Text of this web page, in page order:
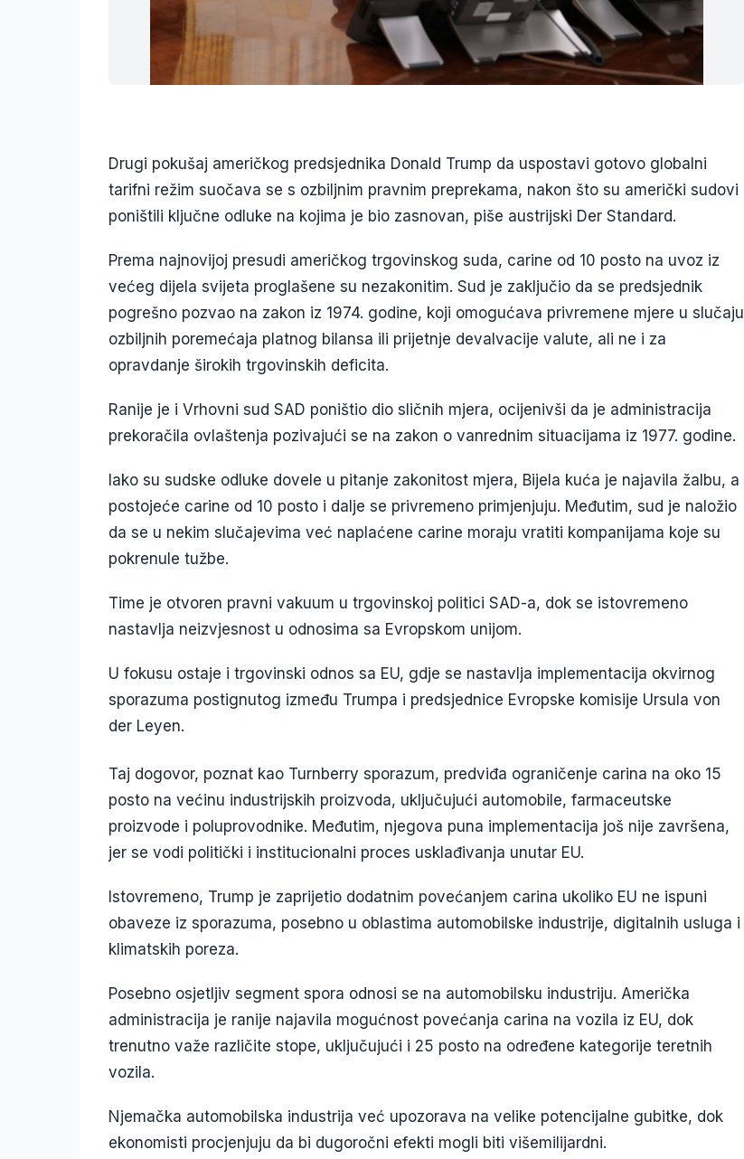
Drugi pokušaj američkog predsjednika Donald Trump da uspostavi gotovo globalni
tarifni režim suočava se s ozbiljnim pravnim preprekama, nakon što su američki sudovi
poništili ključne odluke na kojima je bio zasnovan, piše austrijski Der Standard.
Prema najnovijoj presudi američkog trgovinskog suda, carine od 10 posto na uvoz iz
većeg dijela svijeta proglašene su nezakonitim. Sud je zaključio da se predsjednik
pogrešno pozvao na zakon iz 1974. godine, koji omogućava privremene mjere u slučaju
ozbiljnih poremećaja platnog bilansa ili prijetnje devalvacije valute, ali ne i za
opravdanje širokih trgovinskih deficita.
Ranije je i Vrhovni sud SAD poništio dio sličnih mjera, ocijenivši da je administracija
prekoračila ovlaštenja pozivajući se na zakon o vanrednim situacijama iz 1977. godine.
Iako su sudske odluke dovele u pitanje zakonitost mjera, Bijela kuća je najavila žalbu, a
postojeće carine od 10 posto i dalje se privremeno primjenjuju. Međutim, sud je naložio
da se u nekim slučajevima već naplaćene carine moraju vratiti kompanijama koje su
pokrenule tužbe.
Time je otvoren pravni vakuum u trgovinskoj politici SAD-a, dok se istovremeno
nastavlja neizvjesnost u odnosima sa Evropskom unijom.
U fokusu ostaje i trgovinski odnos sa EU, gdje se nastavlja implementacija okvirnog
sporazuma postignutog između Trumpa i predsjednice Evropske komisije Ursula von
der Leyen.
Taj dogovor, poznat kao Turnberry sporazum, predviđa ograničenje carina na oko 15
posto na većinu industrijskih proizvoda, uključujući automobile, farmaceutske
proizvode i poluprovodnike. Međutim, njegova puna implementacija još nije završena,
jer se vodi politički i institucionalni proces usklađivanja unutar EU.
Istovremeno, Trump je zaprijetio dodatnim povećanjem carina ukoliko EU ne ispuni
obaveze iz sporazuma, posebno u oblastima automobilske industrije, digitalnih usluga i
klimatskih poreza.
Posebno osjetljiv segment spora odnosi se na automobilsku industriju. Američka
administracija je ranije najavila mogućnost povećanja carina na vozila iz EU, dok
trenutno važe različite stope, uključujući i 25 posto na određene kategorije teretnih
vozila.
Njemačka automobilska industrija već upozorava na velike potencijalne gubitke, dok
ekonomisti procjenjuju da bi dugoročni efekti mogli biti višemilijardni.